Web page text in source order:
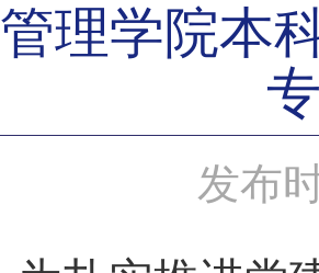
管理学院本
发布